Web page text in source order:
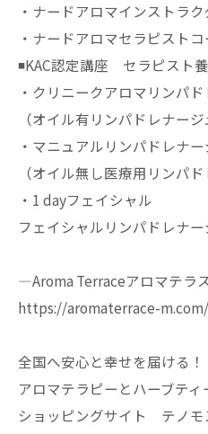
・ナードアロマインストラ
・ナードアロマセラピストコ
◾️KAC認定講座 セラピスト
・クリニークアロマリンパ
（オイル有リンパドレナージ
・マニュアルリンパドレナ
（オイル無し医療用リンパド
・1 dayフェイシャル
フェイシャルリンパドレナー
—Aroma Terraceアロマテラ
https://aromaterrace-m.com/
全国へ安心と幸せを届ける！
アロマテラピーとハーブティ
ショッピングサイト テノモ